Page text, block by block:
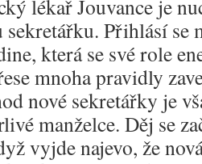
lékař Jouvance je
sekretářku. Přihlásí se
která se své role
mnoha pravidly
nové sekretářky je
manželce. Děj se
vyjde najevo, že